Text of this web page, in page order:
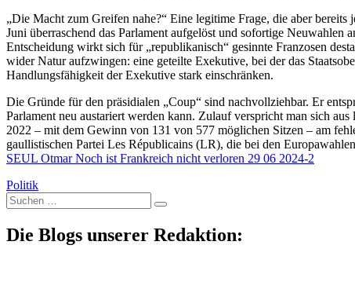
„Die Macht zum Greifen nahe?“ Eine legitime Frage, die aber
Juni überraschend das Parlament aufgelöst und sofortige
Entscheidung wirkt sich für „republikanisch“ gesinnte Franzosen
wider Natur aufzwingen: eine geteilte Exekutive, bei der das
Handlungsfähigkeit der Exekutive stark einschränken.
Die Gründe für den präsidialen „Coup“ sind nachvollziehbar. Er
Parlament neu austariert werden kann. Zulauf verspricht man sich
2022 – mit dem Gewinn von 131 von 577 möglichen Sitzen – am
gaullistischen Partei Les Républicains (LR), die bei den
SEUL Otmar Noch ist Frankreich nicht verloren 29 06 2024-2
Politik
Suche
nach:
Die Blogs unserer Redaktion: